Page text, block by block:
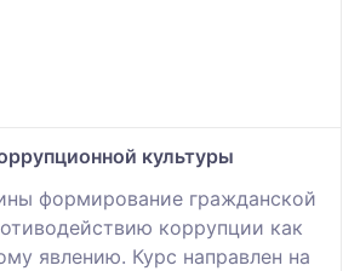
культуры
формирование гражданской
коррупции как
явлению. Курс направлен на